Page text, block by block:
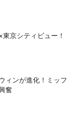
東京シティビュー！
ィンが進化！ミッフ
奮